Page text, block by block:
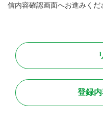
利用する個別サービスの利
●禁止行為
本サービス利用に関しま
全且つ快適に取引を行って
信内容確認画面へお進みくだ